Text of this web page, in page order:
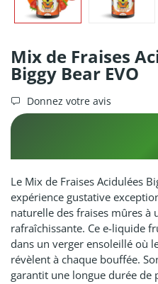
Mix de Fraises
Biggy Bear EVO
Donnez votre avis
Le Mix de Fraises Acidulées
expérience gustative
naturelle des fraises mûres à
rafraîchissante. Ce e-liquide
dans un verger ensoleillé où
révèlent à chaque bouffée.
garantit une longue durée de